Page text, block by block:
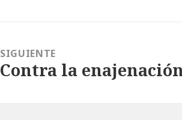
SIGUIENTE
Entrada
Contra la